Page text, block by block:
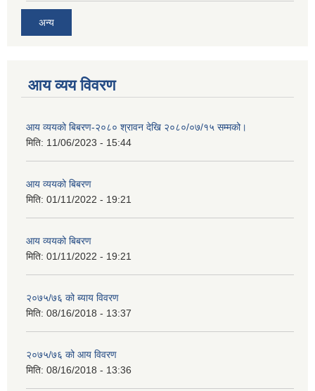
अन्य
आय व्यय विवरण
आय व्ययको बिबरण-२०८० श्रावन देखि २०८०/०७/१५ सम्मको।
मिति: 11/06/2023 - 15:44
आय व्ययको बिबरण
मिति: 01/11/2022 - 19:21
आय व्ययको बिबरण
मिति: 01/11/2022 - 19:21
२०७५/७६ को ब्याय विवरण
मिति: 08/16/2018 - 13:37
२०७५/७६ को आय विवरण
मिति: 08/16/2018 - 13:36